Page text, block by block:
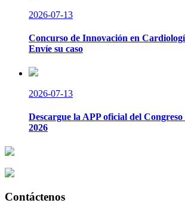
2026-07-13
Concurso de Innovación en
Envíe su caso
2026-07-13
Descargue la APP oficial del
2026
Contáctenos